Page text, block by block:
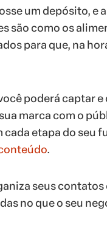
um depósito, e
são como os
para que, na
poderá captar
marca com o
etapa do seu
.
seus contatos
no que o seu